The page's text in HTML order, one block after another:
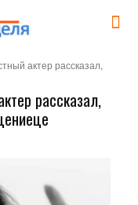
актер рассказал,
рассказал,